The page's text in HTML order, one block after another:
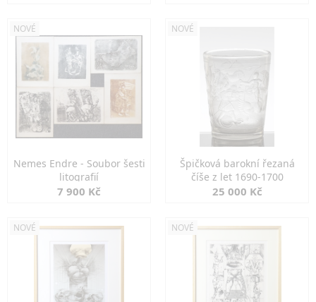
NOVÉ
Nemes Endre - Soubor šesti
litografií
7 900 Kč
NOVÉ
Špičková barokní řezaná
číše z let 1690-1700
25 000 Kč
NOVÉ NOVÉ